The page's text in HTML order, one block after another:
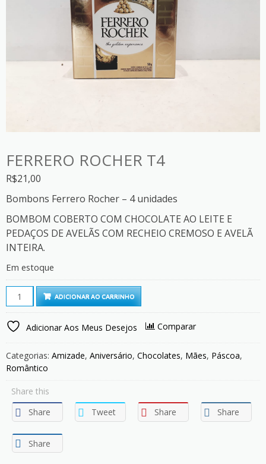
FERRERO ROCHER T4
R$21,00
Bombons Ferrero Rocher – 4 unidades
BOMBOM COBERTO COM CHOCOLATE AO LEITE E
PEDAÇOS DE AVELÃS COM RECHEIO CREMOSO E AVELÃ
INTEIRA.
Em estoque
Ferrero
Rocher
T4
quantity
ADICIONAR AO CARRINHO
Adicionar Aos Meus Desejos Comparar
Categorias: Amizade, Aniversário, Chocolates, Mães, Páscoa,
Romântico
Share this
Share
Tweet Share Share
Share